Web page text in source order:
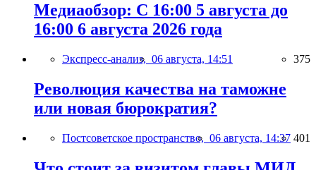
Медиаобзор: С 16:00 5 августа до
16:00 6 августа 2026 года
Экспресс-анализ, 06 августа, 14:51 375
Революция качества на таможне
или новая бюрократия?
Постсоветское пространство, 06 августа, 14:37 401